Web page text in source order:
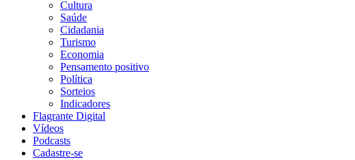
Cultura
Saúde
Cidadania
Turismo
Economia
Pensamento positivo
Política
Sorteios
Indicadores
Flagrante Digital
Vídeos
Podcasts
Cadastre-se